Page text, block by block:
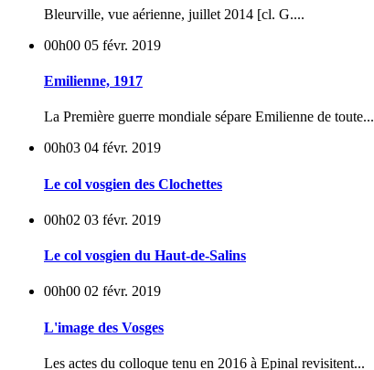
Bleurville, vue aérienne, juillet 2014 [cl. G....
00h00 05 févr. 2019
Emilienne, 1917
La Première guerre mondiale sépare Emilienne de toute...
00h03 04 févr. 2019
Le col vosgien des Clochettes
00h02 03 févr. 2019
Le col vosgien du Haut-de-Salins
00h00 02 févr. 2019
L'image des Vosges
Les actes du colloque tenu en 2016 à Epinal revisitent...